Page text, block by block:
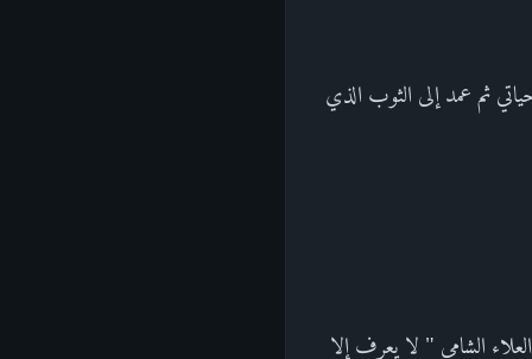
ثم عمد إلى الثوب الذي
الشامي " لا يعرف إلا